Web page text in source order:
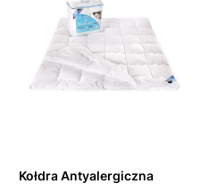
Kołdra Antyalergiczna